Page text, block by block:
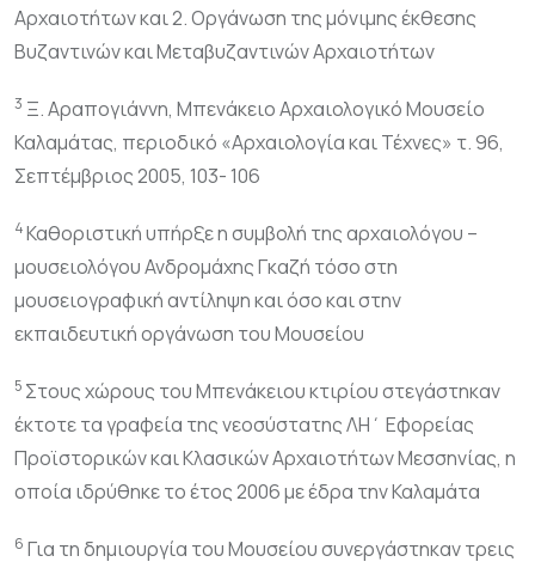
Αρχαιοτήτων και 2. Οργάνωση της μόνιμης έκθεσης
Βυζαντινών και Μεταβυζαντινών Αρχαιοτήτων
3 Ξ. Αραπογιάννη, Μπενάκειο Αρχαιολογικό Μουσείο
Καλαμάτας, περιοδικό «Αρχαιολογία και Τέχνες» τ. 96,
Σεπτέμβριος 2005, 103- 106
4Καθοριστική υπήρξε η συμβολή της αρχαιολόγου –
μουσειολόγου Ανδρομάχης Γκαζή τόσο στη
μουσειογραφική αντίληψη και όσο και στην
εκπαιδευτική οργάνωση του Μουσείου
5 Στους χώρους του Μπενάκειου κτιρίου στεγάστηκαν
έκτοτε τα γραφεία της νεοσύστατης ΛΗ΄ Εφορείας
Προϊστορικών και Κλασικών Αρχαιοτήτων Μεσσηνίας, η
οποία ιδρύθηκε το έτος 2006 με έδρα την Καλαμάτα
6 Για τη δημιουργία του Μουσείου συνεργάστηκαν τρεις